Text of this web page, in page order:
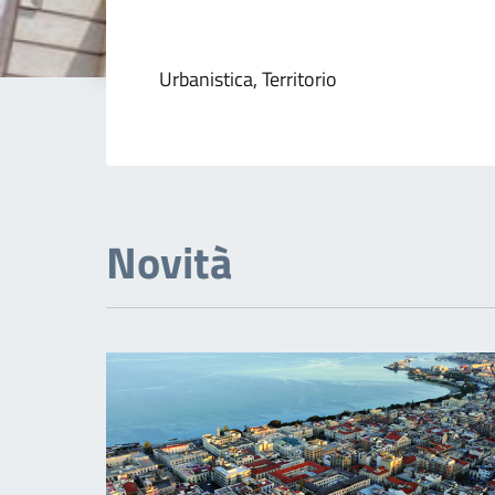
Dettagli della
Urbanistica, Territorio
Novità